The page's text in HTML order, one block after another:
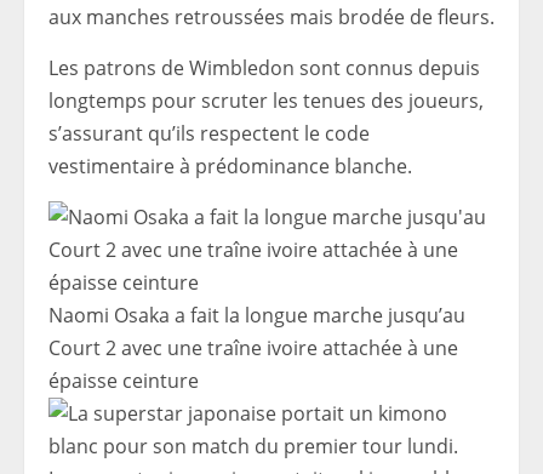
aux manches retroussées mais brodée de fleurs.
Les patrons de Wimbledon sont connus depuis
longtemps pour scruter les tenues des joueurs,
s’assurant qu’ils respectent le code
vestimentaire à prédominance blanche.
Naomi Osaka a fait la longue marche jusqu’au
Court 2 avec une traîne ivoire attachée à une
épaisse ceinture